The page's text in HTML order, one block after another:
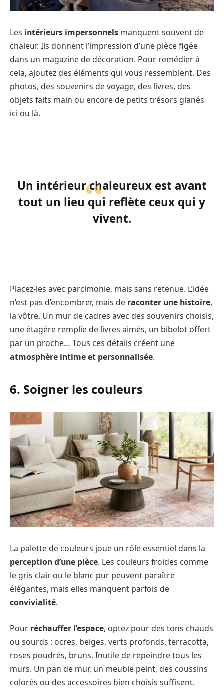
Les intérieurs impersonnels manquent souvent de
chaleur. Ils donnent l’impression d’une pièce figée
dans un magazine de décoration. Pour remédier à
cela, ajoutez des éléments qui vous ressemblent. Des
photos, des souvenirs de voyage, des livres, des
objets faits main ou encore de petits trésors glanés
ici ou là.
Un intérieur chaleureux est avant
tout un lieu qui reflète ceux qui y
vivent.
Placez-les avec parcimonie, mais sans retenue. L’idée
n’est pas d’encombrer, mais de raconter une histoire,
la vôtre. Un mur de cadres avec des souvenirs choisis,
une étagère remplie de livres aimés, un bibelot offert
par un proche… Tous ces détails créent une
atmosphère intime et personnalisée.
6. Soigner les couleurs
La palette de couleurs joue un rôle essentiel dans la
perception d’une pièce. Les couleurs froides comme
le gris clair ou le blanc pur peuvent paraître
élégantes, mais elles manquent parfois de
convivialité.
Pour réchauffer l’espace, optez pour des tons chauds
ou sourds : ocres, beiges, verts profonds, terracotta,
roses poudrés, bruns. Inutile de repeindre tous les
murs. Un pan de mur, un meuble peint, des coussins
colorés ou des accessoires bien choisis suffisent.